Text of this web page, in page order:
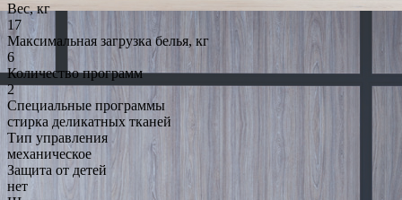
Вес, кг
17
Максимальная загрузка белья, кг
6
Количество программ
2
Специальные программы
стирка деликатных тканей
Тип управления
механическое
Защита от детей
нет